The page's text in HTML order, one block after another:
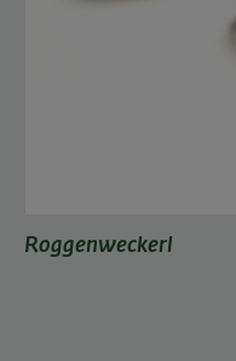
Roggenweckerl